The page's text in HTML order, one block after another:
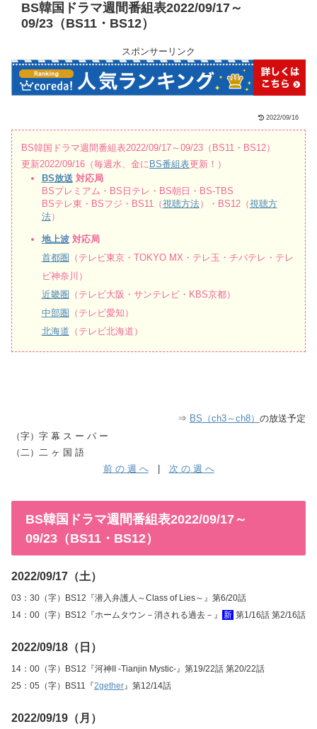
BS韓国ドラマ週間番組表2022/09/17～
09/23（BS11・BS12）
スポンサーリンク
2022/09/16
BS韓国ドラマ週間番組表2022/09/17～09/23（BS11・BS12）
更新2022/09/16（毎週水、金に BS番組表更新！）
BS放送 対応局
BSプレミアム・BS日テレ・BS朝日・BS-TBS
BSテレ東・BSフジ・BS11（視聴方法）・BS12（視聴方
法）
地上波対応局
首都圏 （テレビ東京・TOKYO MX・テレ玉・チバテレ・テレ
ビ神奈川）
近畿圏 （テレビ大阪・サンテレビ・KBS京都）
中部圏 （テレビ愛知）
北海道 （テレビ北海道）
⇒ BS（ch3～ch8） の放送予定
（字）字 幕 ス ー パ ー
（二）二 ヶ 国 語
前 の 週 へ| 次 の 週 へ
BS韓国ドラマ週間番組表2022/09/17～
09/23（BS11・BS12）
2022/09/17（土）
03：30（字）BS12『潜入弁護人～Class of Lies～』第6/20話
14：00（字）BS12『ホームタウン－消される過去－』
新 第1/16話 第2/16話
2022/09/18（日）
14：00（字）BS12『河神II -Tianjin Mystic-』第19/22話 第20/22話
25：05（字）BS11『2gether』第12/14話
2022/09/19（月）